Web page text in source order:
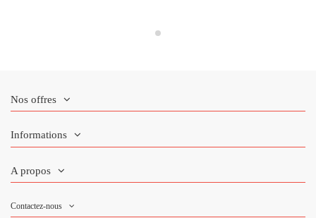
Nos offres
Informations
A propos
Contactez-nous